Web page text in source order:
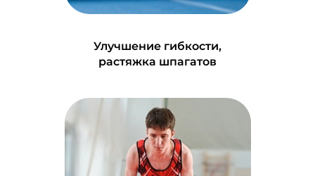
Улучшение гибкости,
растяжка шпагатов